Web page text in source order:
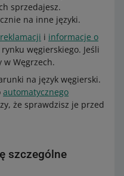
sprzedajesz.
na inne języki.
i informacje o
węgierskiego. Jeśli
w Węgrzech.
na język węgierski.
automatycznego
że sprawdzisz je przed
szczególne